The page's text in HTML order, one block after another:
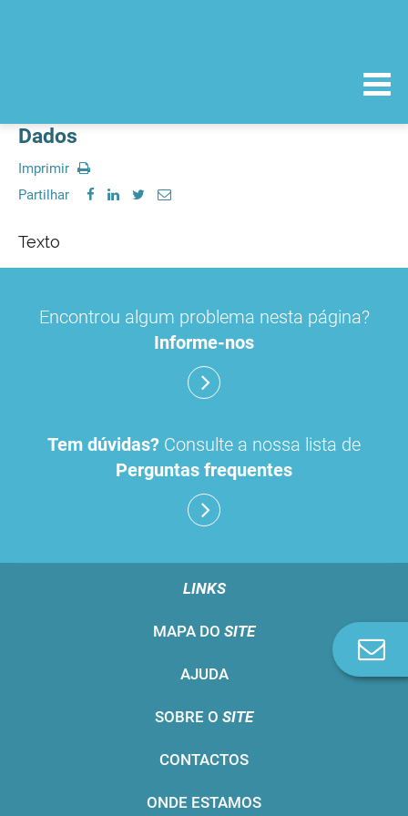
Dados
Imprimir
Partilhar
Texto
Encontrou algum problema nesta página?
Informe-nos
Tem dúvidas? Consulte a nossa lista de
Perguntas frequentes
LINKS
MAPA DO SITE
AJUDA
SOBRE O SITE
CONTACTOS
ONDE ESTAMOS